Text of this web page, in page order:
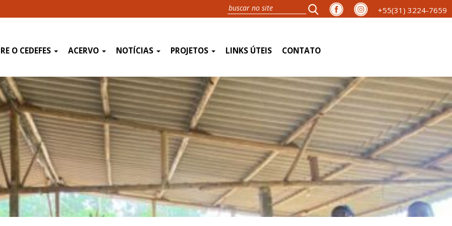
+55(31) 3224-7659
O CEDEFES ACERVO NOTÍCIAS PROJETOS LINKS ÚTEIS CONTATO